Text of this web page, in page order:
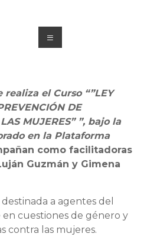
Menú
realiza el Curso “”LEY
DE
MUJERES” ”, bajo la
en la Plataforma
como facilitadoras
Guzmán y Gimena
a agentes del
en cuestiones de género y
contra las mujeres.